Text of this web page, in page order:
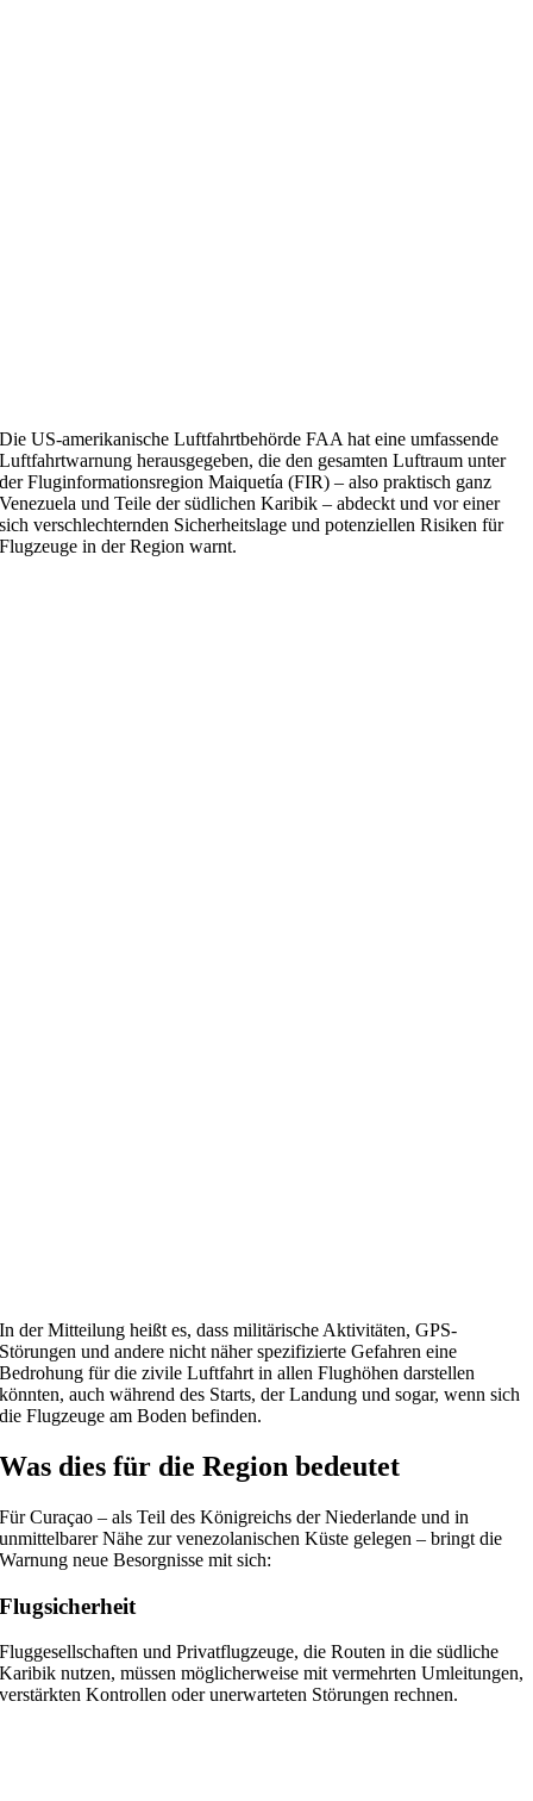
Die US-amerikanische Luftfahrtbehörde FAA hat eine umfassende
Luftfahrtwarnung herausgegeben, die den gesamten Luftraum unter
der Fluginformationsregion Maiquetía (FIR) – also praktisch ganz
Venezuela und Teile der südlichen Karibik – abdeckt und vor einer
sich verschlechternden Sicherheitslage und potenziellen Risiken für
Flugzeuge in der Region warnt.
In der Mitteilung heißt es, dass militärische Aktivitäten, GPS-
Störungen und andere nicht näher spezifizierte Gefahren eine
Bedrohung für die zivile Luftfahrt in allen Flughöhen darstellen
könnten, auch während des Starts, der Landung und sogar, wenn sich
die Flugzeuge am Boden befinden.
Was dies für die Region bedeutet
Für Curaçao – als Teil des Königreichs der Niederlande und in
unmittelbarer Nähe zur venezolanischen Küste gelegen – bringt die
Warnung neue Besorgnisse mit sich:
Flugsicherheit
Fluggesellschaften und Privatflugzeuge, die Routen in die südliche
Karibik nutzen, müssen möglicherweise mit vermehrten Umleitungen,
verstärkten Kontrollen oder unerwarteten Störungen rechnen.